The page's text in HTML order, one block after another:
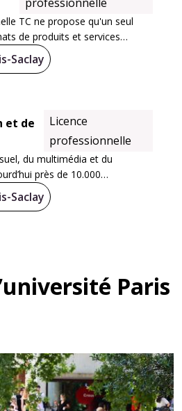
TC ne propose qu'un seul
de produits et services
Saclay
et de
Licence
professionnelle
du multimédia et du
près de 10.000
environ 340.000
dans des profils de
Saclay
Paris